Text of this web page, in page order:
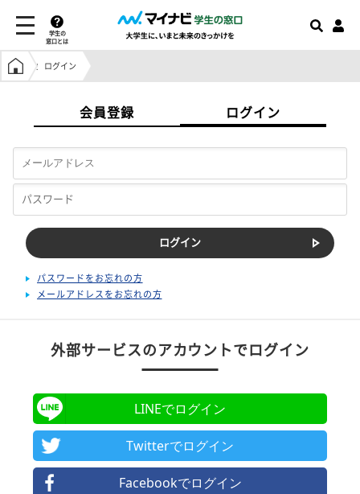
学生の
窓口とは
学生の窓口トップ
ログイン
会員登録 ログイン
パスワードをお忘れの方
メールアドレスをお忘れの方
外部サービスのアカウントでログイン
LINEでログイン
Twitterでログイン
Facebookでログイン